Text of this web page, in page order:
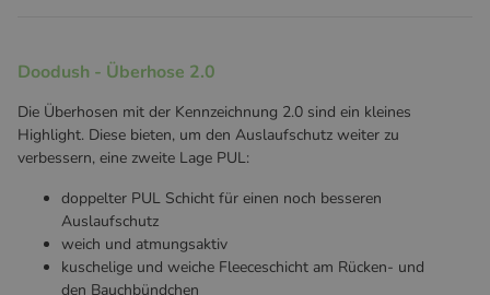
Doodush - Überhose 2.0
Die Überhosen mit der Kennzeichnung 2.0 sind ein kleines
Highlight. Diese bieten, um den Auslaufschutz weiter zu
verbessern, eine zweite Lage PUL:
doppelter PUL Schicht für einen noch besseren
Auslaufschutz
weich und atmungsaktiv
kuschelige und weiche Fleeceschicht am Rücken- und
den Bauchbündchen